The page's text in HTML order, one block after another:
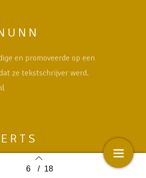
6 / 18
en promoveerde op een
ze tekstschrijver werd.
Germaanse filologie in Antwerpen